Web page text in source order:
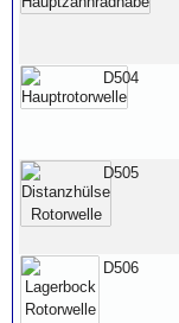
D504
D505
D506